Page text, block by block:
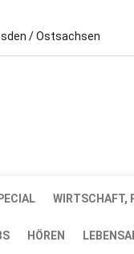
/ Ostsachsen
WIRTSCHAFT,
HÖREN